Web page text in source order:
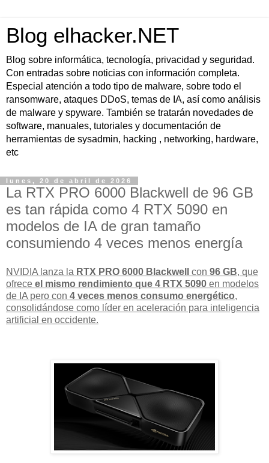
Blog elhacker.NET
Blog sobre informática, tecnología, privacidad y seguridad.
Con entradas sobre noticias con información completa.
Especial atención a todo tipo de malware, sobre todo el
ransomware, ataques DDoS, temas de IA, así como análisis
de malware y spyware. También se tratarán novedades de
software, manuales, tutoriales y documentación de
herramientas de sysadmin, hacking , networking, hardware,
etc
lunes, 20 de abril de 2026
La RTX PRO 6000 Blackwell de 96 GB
es tan rápida como 4 RTX 5090 en
modelos de IA de gran tamaño
consumiendo 4 veces menos energía
NVIDIA lanza la RTX PRO 6000 Blackwell con 96 GB, que
ofrece el mismo rendimiento que 4 RTX 5090 en modelos
de IA pero con 4 veces menos consumo energético,
consolidándose como líder en aceleración para inteligencia
artificial en occidente.